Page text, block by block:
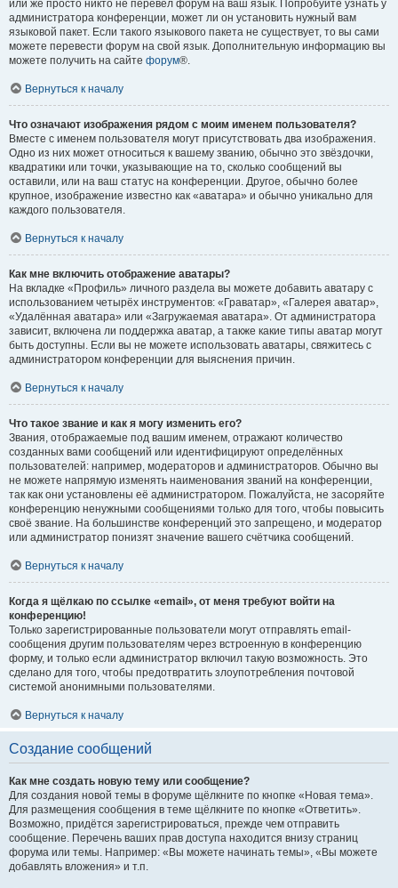
или же просто никто не перевёл форум на ваш язык. Попробуйте узнать у
администратора конференции, может ли он установить нужный вам
языковой пакет. Если такого языкового пакета не существует, то вы сами
можете перевести форум на свой язык. Дополнительную информацию вы
можете получить на сайте форум®.
Вернуться к началу
Что означают изображения рядом с моим именем пользователя?
Вместе с именем пользователя могут присутствовать два изображения.
Одно из них может относиться к вашему званию, обычно это звёздочки,
квадратики или точки, указывающие на то, сколько сообщений вы
оставили, или на ваш статус на конференции. Другое, обычно более
крупное, изображение известно как «аватара» и обычно уникально для
каждого пользователя.
Вернуться к началу
Как мне включить отображение аватары?
На вкладке «Профиль» личного раздела вы можете добавить аватару с
использованием четырёх инструментов: «Граватар», «Галерея аватар»,
«Удалённая аватара» или «Загружаемая аватара». От администратора
зависит, включена ли поддержка аватар, а также какие типы аватар могут
быть доступны. Если вы не можете использовать аватары, свяжитесь с
администратором конференции для выяснения причин.
Вернуться к началу
Что такое звание и как я могу изменить его?
Звания, отображаемые под вашим именем, отражают количество
созданных вами сообщений или идентифицируют определённых
пользователей: например, модераторов и администраторов. Обычно вы
не можете напрямую изменять наименования званий на конференции,
так как они установлены её администратором. Пожалуйста, не засоряйте
конференцию ненужными сообщениями только для того, чтобы повысить
своё звание. На большинстве конференций это запрещено, и модератор
или администратор понизят значение вашего счётчика сообщений.
Вернуться к началу
Когда я щёлкаю по ссылке «email», от меня требуют войти на
конференцию!
Только зарегистрированные пользователи могут отправлять email-
сообщения другим пользователям через встроенную в конференцию
форму, и только если администратор включил такую возможность. Это
сделано для того, чтобы предотвратить злоупотребления почтовой
системой анонимными пользователями.
Вернуться к началу
Создание сообщений
Как мне создать новую тему или сообщение?
Для создания новой темы в форуме щёлкните по кнопке «Новая тема».
Для размещения сообщения в теме щёлкните по кнопке «Ответить».
Возможно, придётся зарегистрироваться, прежде чем отправить
сообщение. Перечень ваших прав доступа находится внизу страниц
форума или темы. Например: «Вы можете начинать темы», «Вы можете
добавлять вложения» и т.п.